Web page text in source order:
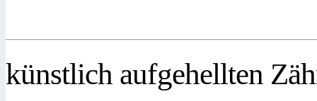
künstlich aufgehellten